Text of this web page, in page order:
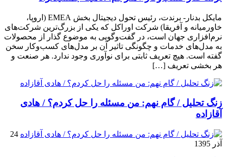
مایکل بدنار- برندت، رئیس تحول دیجیتال بخش EMEA (اروپا،
خاورمیانه و آفریقا) شرکت اوراکل که یکی از بزرگ‌ترین شرکت‌های
نرم‌افزاری جهان است، در گفت‌وگویی به موضوع گذار از محصولات
به مدل‌های خدمات و چگونگی تاثیر آن بر مدل‌های کسب‌و‌کار سخن
گفته است. هیچ تعریف ثابتی برای نوآوری وجود ندارد. هر صنعت و
هر بخشی تعریف […]
زنگ تحلیل / گام نهم: من مسئله را حل کردم؟ / هادی
آقازاده
24
آذر 1395